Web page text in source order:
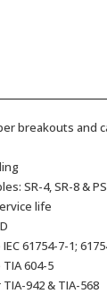
breakouts and
SR-4, SR-8 &
life
61754-7-1;
604-5
942 & TIA-568